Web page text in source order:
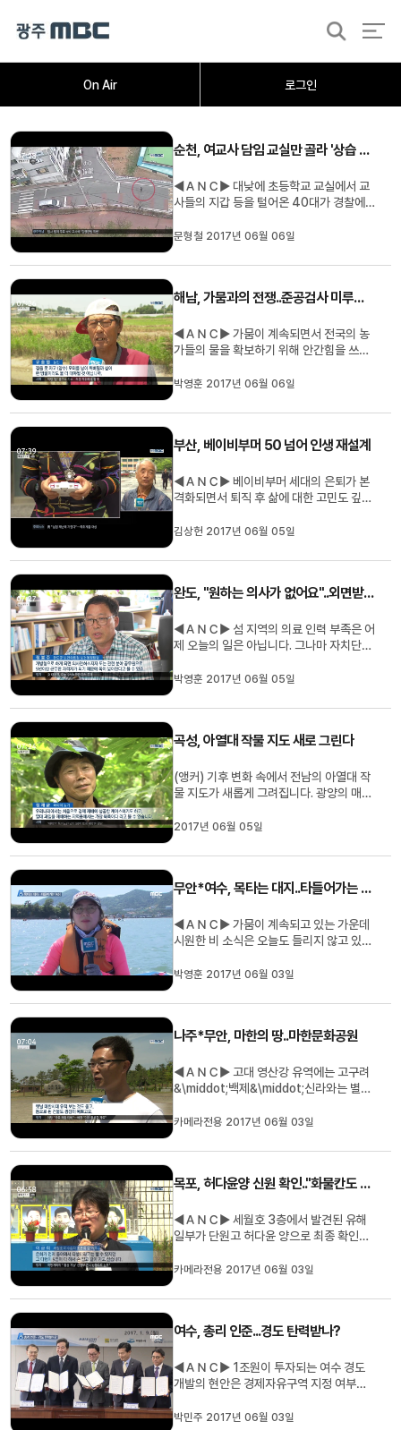
On Air 로그인
검
오늘의뉴스뉴스데스크 취재가시작되자
순천, 여교사 담임 교실만 골라 '상습 절도'
◀ＡＮＣ▶ 대낮에 초등학교 교실에서 교
사들의 지갑 등을 털어온 40대가 경찰에
실만 골라 범행을 저질렀는데, 경찰 신고를
문형철 기자입니다. ◀ＶＣＲ▶ 흰색 장갑
다. 머뭇거리는 기색도 없이 발...
문형철 2017년 06월 06일
해남, 가뭄과의 전쟁..준공검사 미루고 물 공급
◀ＡＮＣ▶ 가뭄이 계속되면서 전국의 농
가들의 물을 확보하기 위해 안간힘을 쓰고
는 준공 검사까지 미루고 우선 물 공급에 나
ＥＮＤ▶ 폭 10미터, 높이 3미터의 수로
고 수로에 들어간 농민. 군데...
박영훈 2017년 06월 06일
부산, 베이비부머 50 넘어 인생 재설계
◀ＡＮＣ▶ 베이비부머 세대의 은퇴가 본
격화되면서 퇴직 후 삶에 대한 고민도 깊어
의 인생 설계가 필요하다고 하는데 개인만
실 기잡니다. ◀ＥＮＤ▶ ◀ＶＣＲ▶ 한
생들을 보니, 나이 지긋한 중장년들....
김상헌 2017년 06월 05일
완도, "원하는 의사가 없어요"..외면받는 섬
◀ＡＮＣ▶ 섬 지역의 의료 인력 부족은 어
제 오늘의 일은 아닙니다. 그나마 자치단체
어 장기간 공백이 생기는가 하면, 참신한
박영훈 기자가 취재 ◀ＥＮＤ▶ ◀ＶＣＲ
상 텅비어 있습니다. 지난 1월 의...
박영훈 2017년 06월 05일
곡성, 아열대 작물 지도 새로 그린다
(앵커) 기후 변화 속에서 전남의 아열대 작
물 지도가 새롭게 그려집니다. 광양의 매
통해 짜임새 있게 육성됩니다. 정용욱 기자
20도 이상을 유지해야 생장이 원활합니다.
가 곡성까지 올라왔습니...
2017년 06월 05일
무안*여수, 목타는 대지..타들어가는 농심
◀ＡＮＣ▶ 가뭄이 계속되고 있는 가운데
시원한 비 소식은 오늘도 들리지 않고 있습
다. 박영훈 기자가 보도. ◀ＥＮＤ▶ 갓 심
클러'를 뽑아 이리저리 옮기고 있습니다. 물
니다. 전남지역 모내기는 ...
박영훈 2017년 06월 03일
나주*무안, 마한의 땅..마한문화공원
◀ＡＮＣ▶ 고대 영산강 유역에는 고구려
&\middot;백제&\middot;신라와는 별개
영암군 시종면 영산강가에는 마한문화공원
니다. 전라도기행, 신광하 기자 입니다. ◀
과 맞닿은 영암군 시종면 옥야리, 영...
카메라전용 2017년 06월 03일
목포, 허다윤양 신원 확인.."화물칸도 수색해야"
◀ＡＮＣ▶ 세월호 3층에서 발견된 유해
일부가 단원고 허다윤 양으로 최종 확인됐
자를 모두 찾을 때까지 떠나지 않겠다며 화
선 기자입니다. ◀ＥＮＤ▶ ◀ＶＣＲ▶
이상이 발견됐던 세월호 3층 에스컬...
카메라전용 2017년 06월 03일
여수, 총리 인준...경도 탄력받나?
◀ＡＮＣ▶ 1조원이 투자되는 여수 경도
개발의 현안은 경제자유구역 지정 여부입
행되는데 호남 총리 인준으로 탄력을 받을
박민주 2017년 06월 03일